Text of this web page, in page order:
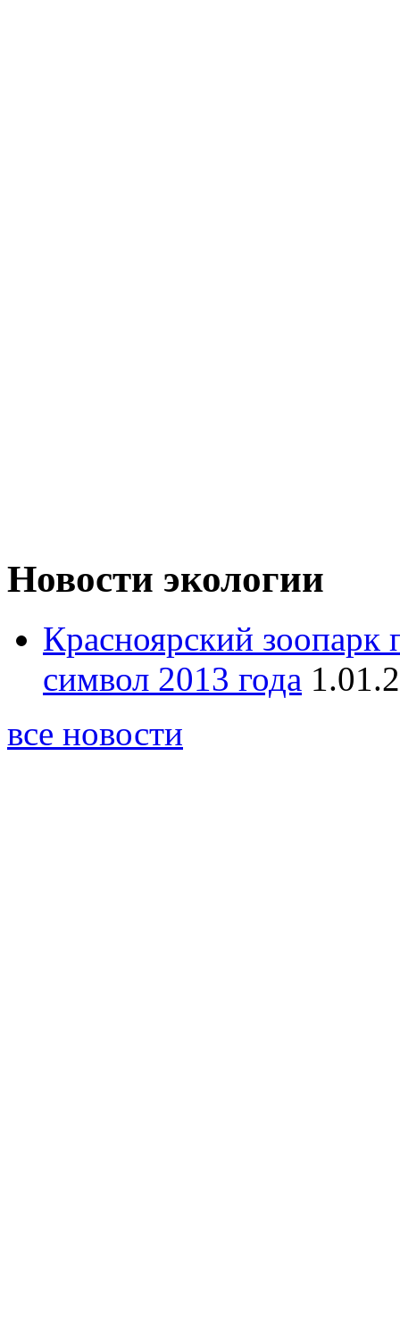
Новости экологии
Красноярский зоопарк
символ 2013 года
все новости